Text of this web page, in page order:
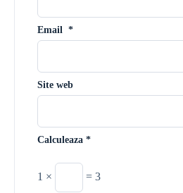
Email *
Site web
Calculeaza *
1 × = 3